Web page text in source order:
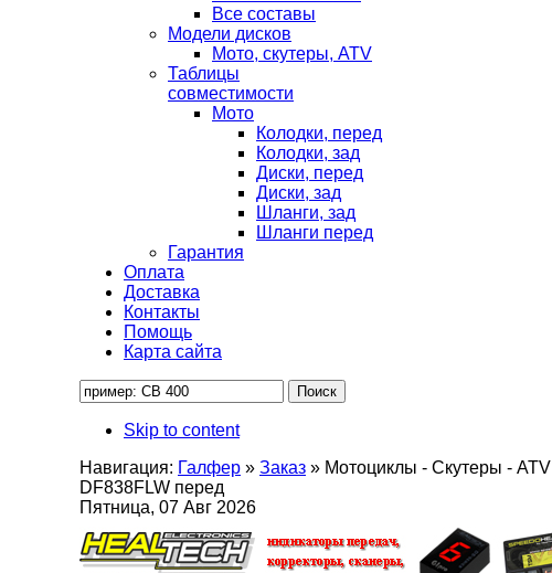
Все составы
Модели дисков
Мото, скутеры, ATV
Таблицы
совместимости
Мото
Колодки, перед
Колодки, зад
Диски, перед
Диски, зад
Шланги, зад
Шланги перед
Гарантия
Оплата
Доставка
Контакты
Помощь
Карта сайта
Skip to content
Навигация: Галфер » Заказ » Мотоциклы - Скутеры - ATV
DF838FLW перед
Пятница, 07 Авг 2026